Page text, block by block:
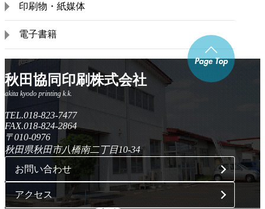
印刷物・紙媒体
電子書籍
秋田協同印刷株式会社
TEL.018-823-7477
FAX.018-824-2864
〒010-0976
秋田県秋田市八橋南二丁目10-34
お問い合わせ
アクセス